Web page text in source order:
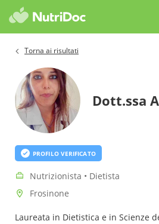
Torna ai risultati
Dott.ssa
PROFILO VERIFICATO
Nutrizionista • Dietista
Frosinone
Laureata in Dietistica e in Scienze